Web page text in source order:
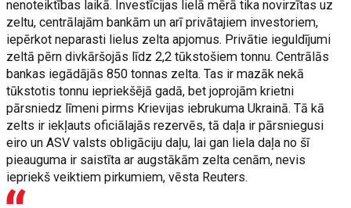
nenoteiktības laikā. Investīcijas lielā mērā tika novirzītas uz
zeltu, centrālajām bankām un arī privātajiem investoriem,
iepērkot neparasti lielus zelta apjomus. Privātie ieguldījumi
zeltā pērn divkāršojās līdz 2,2 tūkstošiem tonnu. Centrālās
bankas iegādājās 850 tonnas zelta. Tas ir mazāk nekā
tūkstotis tonnu iepriekšējā gadā, bet joprojām krietni
pārsniedz līmeni pirms Krievijas iebrukuma Ukrainā. Tā kā
zelts ir iekļauts oficiālajās rezervēs, tā daļa ir pārsniegusi
eiro un ASV valsts obligāciju daļu, lai gan liela daļa no šī
pieauguma ir saistīta ar augstākām zelta cenām, nevis
iepriekš veiktiem pirkumiem, vēsta Reuters.